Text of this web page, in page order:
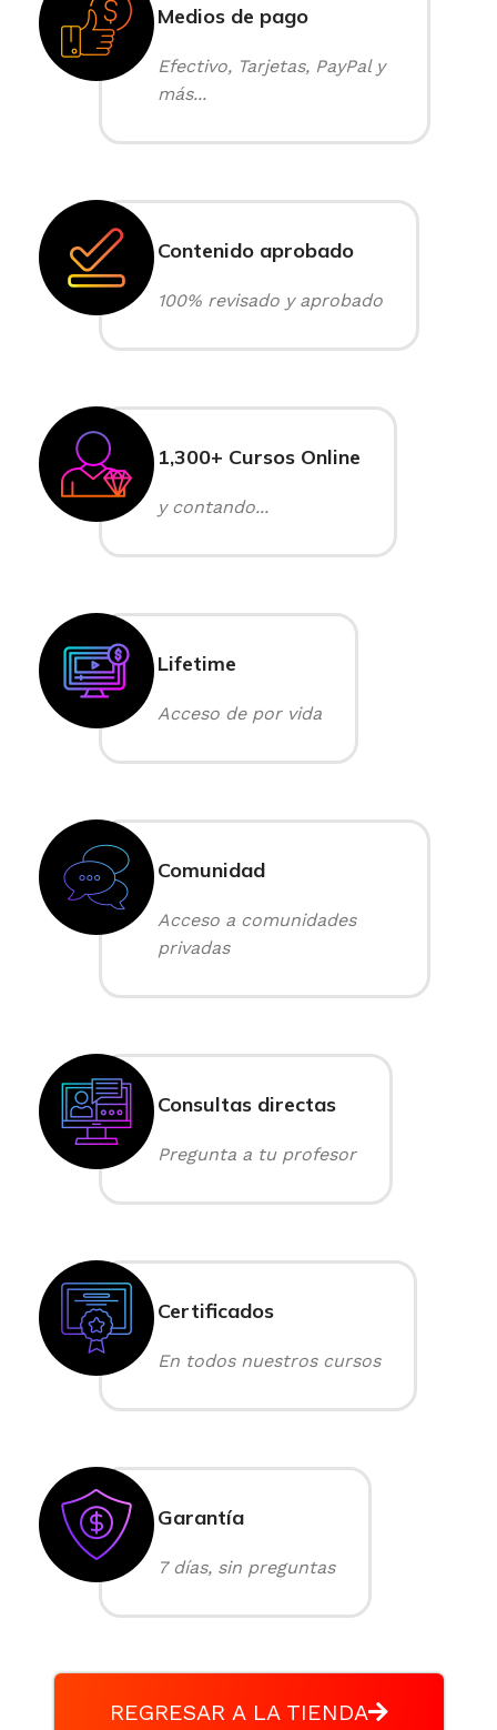
Medios de pago
Efectivo, Tarjetas, PayPal y
más...
Contenido aprobado
100% revisado y aprobado
1,300+ Cursos Online
y contando...
Lifetime
Acceso de por vida
Comunidad
Acceso a comunidades
privadas
Consultas directas
Pregunta a tu profesor
Certificados
En todos nuestros cursos
Garantía
7 días, sin preguntas
REGRESAR A LA TIENDA